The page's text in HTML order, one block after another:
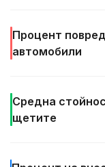
Процент
автомобили
Средна
щетите